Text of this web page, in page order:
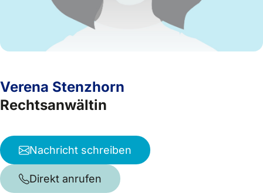
Verena Stenzhorn
Rechtsanwältin
Nachricht schreiben
Direkt anrufen